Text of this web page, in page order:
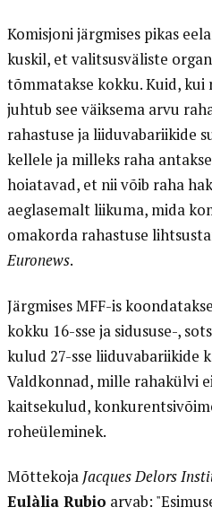
Komisjoni järgmises pikas
kuskil, et valitsusväliste
tõmmatakse kokku. Kuid, kui
juhtub see väiksema arvu
rahastuse ja liiduvabariikide
kellele ja milleks raha
hoiatavad, et nii võib raha
aeglasemalt liikuma, mida
omakorda rahastuse
Euronews.
Järgmises MFF-is
kokku 16-sse ja sidususe-,
kulud 27-sse liiduvabariikide
Valdkonnad, mille rahakülvi
kaitsekulud,
roheüleminek.
Mõttekoja Jacques Delors
Eulàlia Rubio arvab: